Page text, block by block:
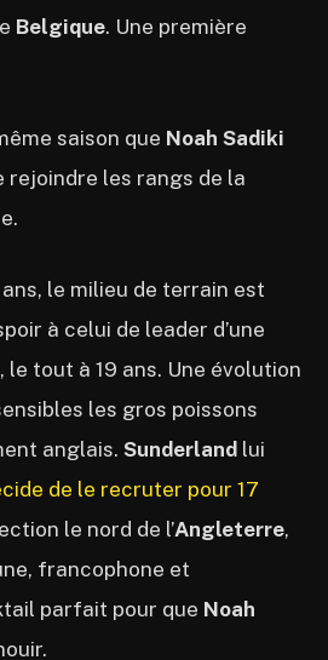
Belgique. Une première
saison que Noah Sadiki
rejoindre les rangs de la
ans, le milieu de terrain est
à celui de leader d’une
le tout à 19 ans. Une évolution
les gros poissons
anglais. Sunderland lui
de le recruter pour 17
le nord de l’Angleterre,
francophone et
parfait pour que Noah